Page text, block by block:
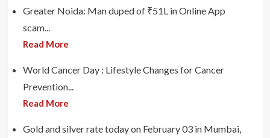
Greater Noida: Man duped of ₹51L in Online App
scam...
Read More
World Cancer Day : Lifestyle Changes for Cancer
Prevention...
Read More
Gold and silver rate today on February 03 in Mumbai,